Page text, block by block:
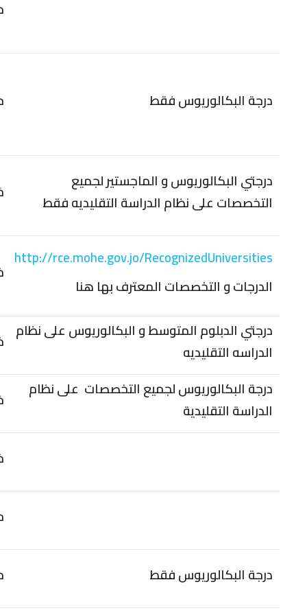
درجة البكالوريوس فقط
درجتي البكالوريوس و الماجستير لجميع
التخصصات على نظام الدراسة التقليديه فقط
http://rce.mohe.gov.jo/RecognizedUniversities
الدرجات و التخصصات المعترف بها هنا
درجتي الدبلوم المتوسط و البكالوريوس على نظام
الدراسه التقليديه
درجة البكالوريوس لجميع التخصصات على نظام
الدراسة التقليدية
درجة البكالوريوس فقط